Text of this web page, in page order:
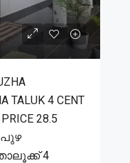
TALUK 4 CENT
28.5
4